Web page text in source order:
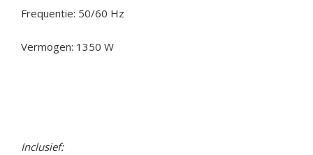
Frequentie: 50/60 Hz
Vermogen: 1350 W
Inclusief: